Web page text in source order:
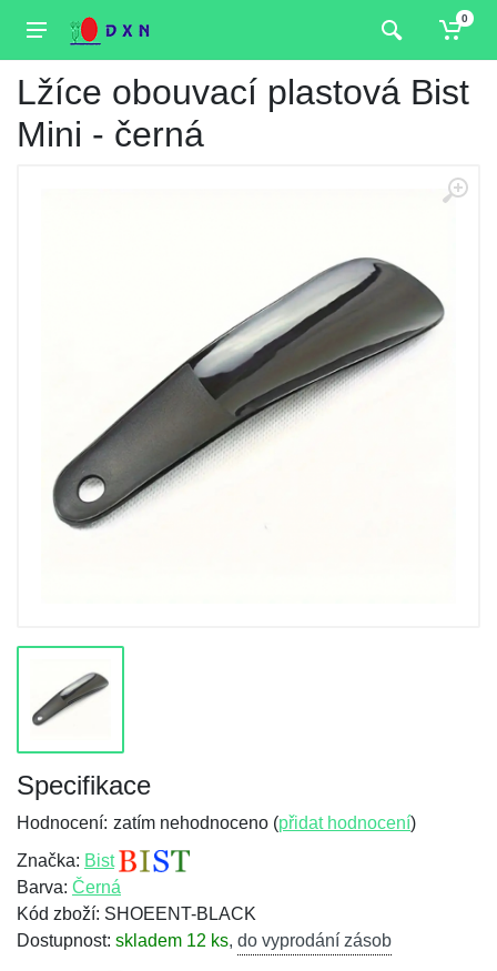
0
Lžíce obouvací plastová Bist
Mini - černá
Specifikace
Hodnocení: zatím nehodnoceno (přidat hodnocení)
Značka: Bist
Barva: Černá
Kód zboží: SHOEENT-BLACK
Dostupnost: skladem 12 ks, do vyprodání zásob